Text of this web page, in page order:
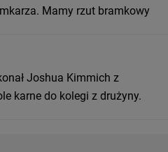
Mamy rzut bramkowy
Joshua Kimmich z
karne do kolegi z drużyny.